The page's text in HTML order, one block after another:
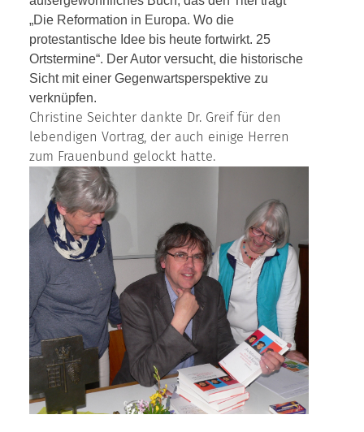
„Die Reformation in Europa. Wo die
protestantische Idee bis heute fortwirkt. 25
Ortstermine“. Der Autor versucht, die historische
Sicht mit einer Gegenwartsperspektive zu
verknüpfen.
Christine Seichter dankte Dr. Greif für den
lebendigen Vortrag, der auch einige Herren
zum Frauenbund gelockt hatte.